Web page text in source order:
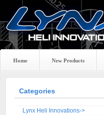
Home New Products
Categories
Lynx Heli Innovations->